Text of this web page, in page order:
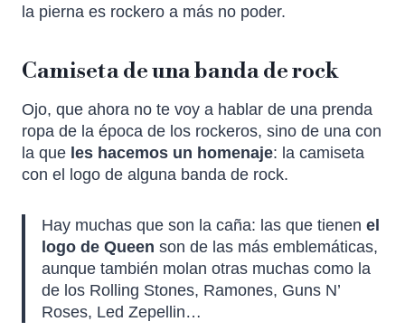
la pierna es rockero a más no poder.
Camiseta de una banda de rock
Ojo, que ahora no te voy a hablar de una prenda
ropa de la época de los rockeros, sino de una con
la que les hacemos un homenaje: la camiseta
con el logo de alguna banda de rock.
Hay muchas que son la caña: las que tienen el
logo de Queen son de las más emblemáticas,
aunque también molan otras muchas como la
de los Rolling Stones, Ramones, Guns N’
Roses, Led Zepellin…